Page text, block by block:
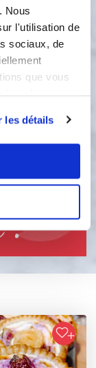
Nous
l'utilisation de
sociaux, de
que vous
les détails
du
noix et
à 200°, puis
(roquette
!